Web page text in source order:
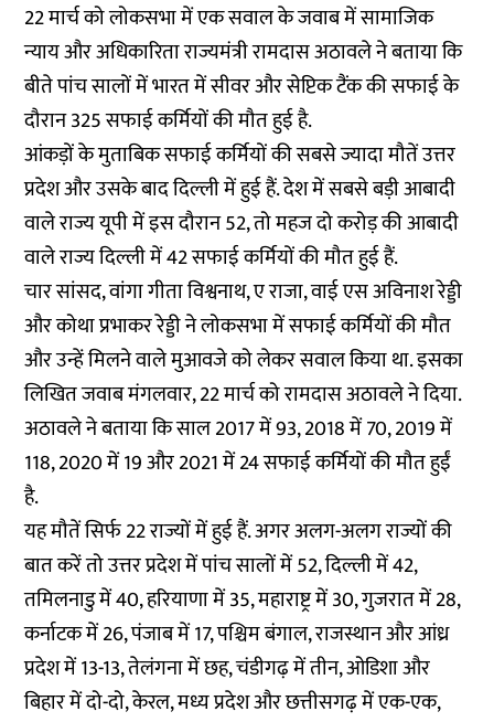
22 मार्च को लोकसभा में एक सवाल के जवाब में सामाजिक
न्याय और अधिकारिता राज्यमंत्री रामदास अठावले ने बताया कि
बीते पांच सालों में भारत में सीवर और सेप्टिक टैंक की सफाई के
दौरान 325 सफाई कर्मियों की मौत हुई है.
आंकड़ों के मुताबिक सफाई कर्मियों की सबसे ज्यादा मौतें उत्तर
प्रदेश और उसके बाद दिल्ली में हुई हैं. देश में सबसे बड़ी आबादी
वाले राज्य यूपी में इस दौरान 52, तो महज दो करोड़ की आबादी
वाले राज्य दिल्ली में 42 सफाई कर्मियों की मौत हुई हैं.
चार सांसद, वांगा गीता विश्वनाथ, ए राजा, वाई एस अविनाश रेड्डी
और कोथा प्रभाकर रेड्डी ने लोकसभा में सफाई कर्मियों की मौत
और उन्हें मिलने वाले मुआवजे को लेकर सवाल किया था. इसका
लिखित जवाब मंगलवार, 22 मार्च को रामदास अठावले ने दिया.
अठावले ने बताया कि साल 2017 में 93, 2018 में 70, 2019 में
118, 2020 में 19 और 2021 में 24 सफाई कर्मियों की मौत हुईं
है.
यह मौतें सिर्फ 22 राज्यों में हुई हैं. अगर अलग-अलग राज्यों की
बात करें तो उत्तर प्रदेश में पांच सालों में 52, दिल्ली में 42,
तमिलनाडु में 40, हरियाणा में 35, महाराष्ट्र में 30, गुजरात में 28,
कर्नाटक में 26, पंजाब में 17, पश्चिम बंगाल, राजस्थान और आंध्र
प्रदेश में 13-13, तेलंगना में छह, चंडीगढ़ में तीन, ओडिशा और
बिहार में दो-दो, केरल, मध्य प्रदेश और छत्तीसगढ़ में एक-एक,